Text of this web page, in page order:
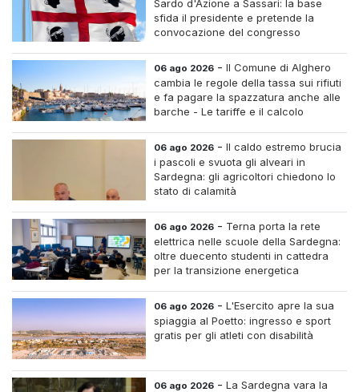
Sardo d'Azione a Sassari: la base
sfida il presidente e pretende la
convocazione del congresso
06 ago 2026 -Il Comune di Alghero
cambia le regole della tassa sui rifiuti
e fa pagare la spazzatura anche alle
barche - Le tariffe e il calcolo
06 ago 2026 -Il caldo estremo brucia
i pascoli e svuota gli alveari in
Sardegna: gli agricoltori chiedono lo
stato di calamità
06 ago 2026 - Terna porta la rete
elettrica nelle scuole della Sardegna:
oltre duecento studenti in cattedra
per la transizione energetica
06 ago 2026 -L'Esercito apre la sua
spiaggia al Poetto: ingresso e sport
gratis per gli atleti con disabilità
06 ago 2026 -La Sardegna vara la